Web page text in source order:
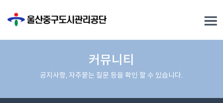
커뮤니티
공지사항, 자주묻는 질문 등을 확인 할 수 있습니다.